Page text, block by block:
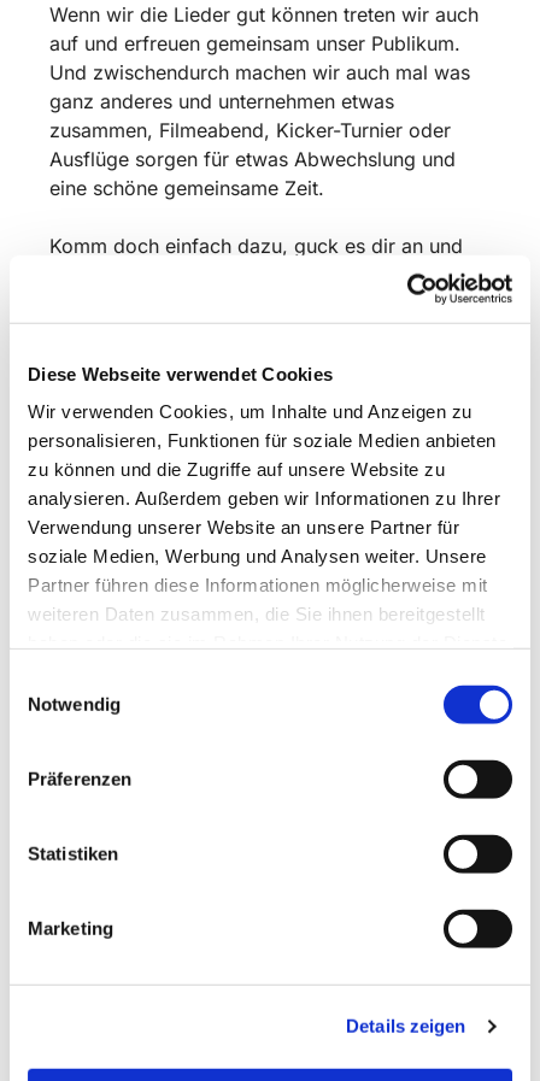
Diese Webseite verwendet Cookies
Wir verwenden Cookies, um Inhalte und Anzeigen zu
personalisieren, Funktionen für soziale Medien anbieten
zu können und die Zugriffe auf unsere Website zu
analysieren. Außerdem geben wir Informationen zu Ihrer
Verwendung unserer Website an unsere Partner für
soziale Medien, Werbung und Analysen weiter. Unsere
Partner führen diese Informationen möglicherweise mit
weiteren Daten zusammen, die Sie ihnen bereitgestellt
Notwendig
Präferenzen
Statistiken
Marketing
Details zeigen
Wenn wir die Lieder gut können treten wir auch
auf und erfreuen gemeinsam unser Publikum.
Und zwischendurch machen wir auch mal was
ganz anderes und unternehmen etwas
zusammen, Filmeabend, Kicker-Turnier oder
Ausflüge sorgen für etwas Abwechslung und
eine schöne gemeinsame Zeit.
Komm doch einfach dazu, guck es dir an und
in der Christuskirche Bismarkstraße. 16 in
Wenn du Fragen oder Anregungen hast, hat ein
offenes Ohr für dich:
Mario Planken Mail:mario.planken@gmx.de
Tel.: 01758166068